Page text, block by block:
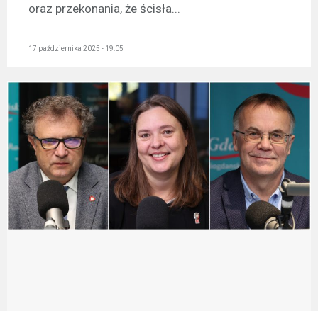
oraz przekonania, że ścisła...
17 października 2025 - 19:05